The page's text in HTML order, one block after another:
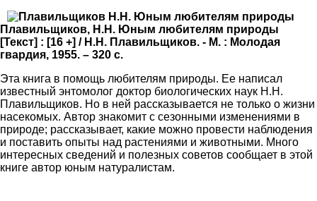
Плавильщиков, Н.Н. Юным любителям природы
[Текст] : [16 +] / Н.Н. Плавильщиков. - М. : Молодая
гвардия, 1955. – 320 с.
Эта книга в помощь любителям природы. Ее написал
известный энтомолог доктор биологических наук Н.Н.
Плавильщиков. Но в ней рассказывается не только о жизни
насекомых. Автор знакомит с сезонными изменениями в
природе; рассказывает, какие можно провести наблюдения
и поставить опыты над растениями и животными. Много
интересных сведений и полезных советов сообщает в этой
книге автор юным натуралистам.